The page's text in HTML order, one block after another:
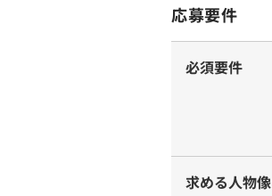
応募要件
必須要件
求める人物像